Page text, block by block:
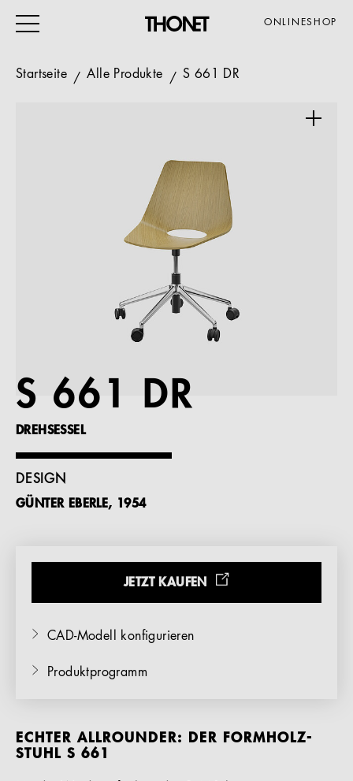
ONLINESHOP
VERANSTALTUNG
GASTRO & HOTEL
ALLE PRODUKTE
Referenzen
DE
Startseite Alle Produkte S 661 DR
S 661 DR
DREHSESSEL
DESIGN
GÜNTER EBERLE, 1954
JETZT KAUFEN
CAD-Modell konfigurieren
Produktprogramm
ECHTER ALLROUNDER: DER FORMHOLZ-
STUHL S 661